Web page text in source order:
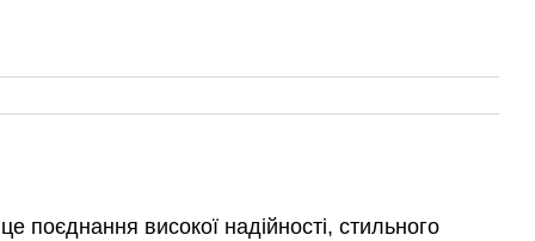
поєднання високої надійності, стильного